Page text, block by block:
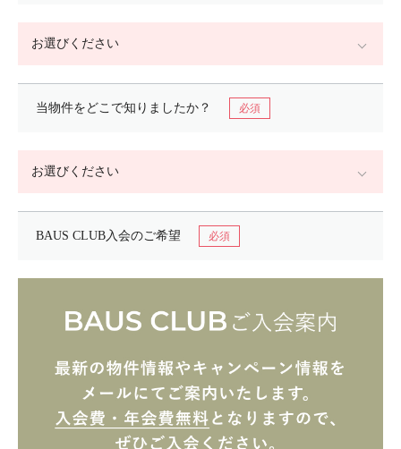
当物件をどこで知りましたか？
BAUS CLUB入会のご希望